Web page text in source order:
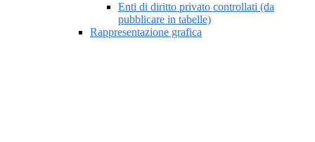
Enti di diritto privato controllati (da
pubblicare in tabelle)
Rappresentazione grafica